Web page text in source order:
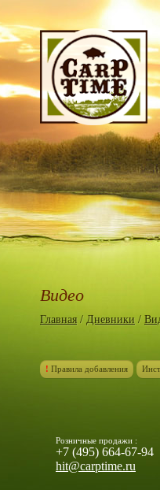
Видео
Главная/ Дневники /
! Правила добавления
Розничные продажи :
+7 (495) 664-67-94
hit@carptime.ru